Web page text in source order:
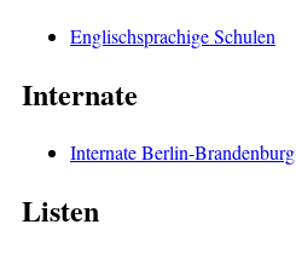
Englischsprachige Schulen
Internate
Internate Berlin-Brandenburg
Listen